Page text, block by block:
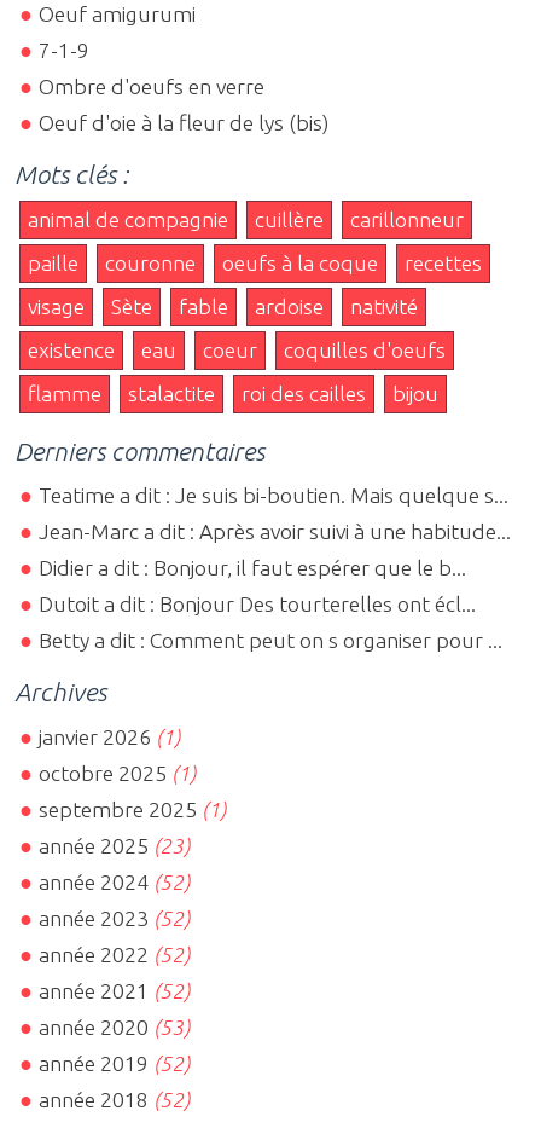
Oeuf amigurumi
7-1-9
Ombre d'oeufs en verre
Oeuf d'oie à la fleur de lys (bis)
Mots clés :
animal de compagnie cuillère
carillonneur
paille
couronne oeufs à la coque
recettes
visage
Sète fable ardoise
nativité
existence
eau coeur
coquilles d'oeufs
flamme
stalactite roi des cailles bijou
Derniers commentaires
Teatime a dit : Je suis bi-boutien. Mais quelque s...
Jean-Marc a dit : Après avoir suivi à une habitude...
Didier a dit : Bonjour, il faut espérer que le b...
Dutoit a dit : Bonjour Des tourterelles ont écl...
Betty a dit : Comment peut on s organiser pour ...
Archives
janvier 2026 (1)
octobre 2025 (1)
septembre 2025 (1)
année 2025 (23)
année 2024 (52)
année 2023 (52)
année 2022 (52)
année 2021 (52)
année 2020 (53)
année 2019 (52)
année 2018 (52)